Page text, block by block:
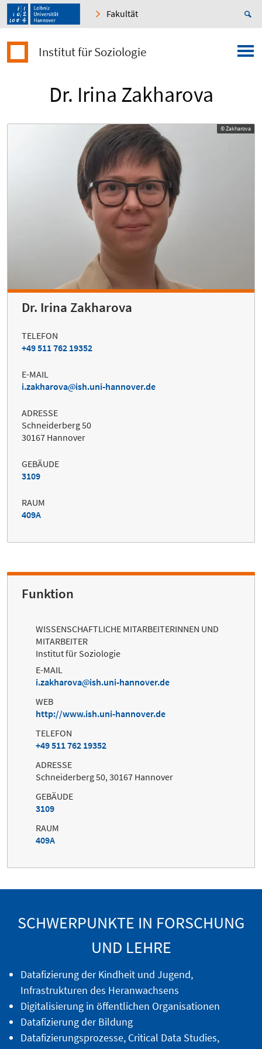
Fakultät
Institut für Soziologie
Dr. Irina Zakharova
© Zakharova
Dr. Irina Zakharova
TELEFON
+49 511 762 19352
E-MAIL
i.zakharova
ish.uni-hannover.de
ADRESSE
Schneiderberg 50
30167 Hannover
GEBÄUDE
3109
RAUM
409A
Funktion
WISSENSCHAFTLICHE MITARBEITERINNEN UND
MITARBEITER
Institut für Soziologie
E-MAIL
i.zakharova
ish.uni-hannover.de
WEB
http://www.ish.uni-hannover.de
TELEFON
+49 511 762 19352
ADRESSE
Schneiderberg 50, 30167 Hannover
GEBÄUDE
3109
RAUM
409A
SCHWERPUNKTE IN FORSCHUNG
UND LEHRE
Datafizierung der Kindheit und Jugend,
Infrastrukturen des Heranwachsens
Digitalisierung in öffentlichen Organisationen
Datafizierung der Bildung
Datafizierungsprozesse, Critical Data Studies,